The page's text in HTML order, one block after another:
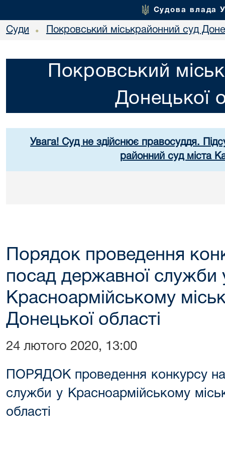
Судова влада
Суди • Покровський міськрайонний суд
Покровський
Донецької
Увага! Суд не здійснює правосуддя.
районний суд міста
Порядок проведення
посад державної служби
Красноармійському
Донецької області
24 лютого 2020, 13:00
ПОРЯДОК проведення конкурсу
служби у Красноармійському
області